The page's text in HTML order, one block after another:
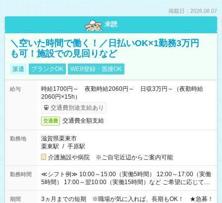
掲載日：2026.08.07
未読
＼空いた時間で働く！／日払いOK×1勤務3万円
も可！施設での見回りなど
派遣 ブランクOK WEB登録・面接OK
給与
時給1700円～ 夜勤時給2060円～ 日収3万円～（夜勤時給
2060円×15h）
交通費別途支給あり
交通費 交通費全額支給
勤務地
滋賀県栗東市
栗東駅 / 手原駅
介護施設や病院 ※ご自宅近辺からご案内可能
勤務時間
≪シフト例≫ 10:00～15:00（実働5時間） 12:00～17:00（実働
5時間） 17:00～翌10:00（実働15時間）など ご希望に応じて、
働く時間は調整できます！ お気軽に担当へ相談ください！
期間
3ヵ月までの短期 ※職場が気に入れば、長期もOK！ ★急募！